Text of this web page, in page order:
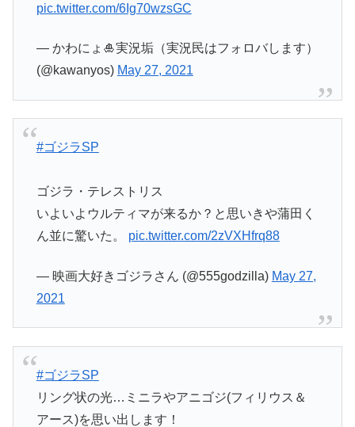
pic.twitter.com/6Ig70wzsGC
— かわにょ🎍実況垢（実況民はフォロバします）
(@kawanyos) May 27, 2021
#ゴジラSP
ゴジラ・テレストリス
いよいよウルティマが来るか？と思いきや蒲田く
ん並に驚いた。 pic.twitter.com/2zVXHfrq88
— 映画大好きゴジラさん (@555godzilla) May 27,
2021
#ゴジラSP
リング状の光…ミニラやアニゴジ(フィリウス＆
アース)を思い出します！